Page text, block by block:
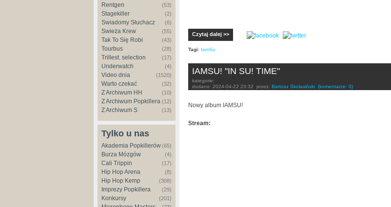
Rentgen (53)
Stagekiller (2)
Świadomy Słuchacz (6)
Świeża Krew (55)
Tak To Się Robi (43)
Tourbus (28)
Trillest. selection (17)
Underwatch (4)
Video dnia (1520)
Warto czekać (32)
Z Archiwum HH (10)
Z Archiwum Popkillera (12)
Z Archiwum S (13)
Tylko u nas
Akademia Popkillerów(65)
Burza Mózgów (4)
Cali Trippin (17)
Hip Hop Arena (8)
Hip Hop Kemp (308)
Imprezy Popkillera (29)
Konkursy (201)
Czytaj dalej >>
Tagi: IamSu
IAMSU! "IN SU! TIME"
kategorie:
dodano: 2024-04-22 23:32 przez: Bartosz Skolasiński (komentarze: 0)
Nowy album IAMSU!
Stream: